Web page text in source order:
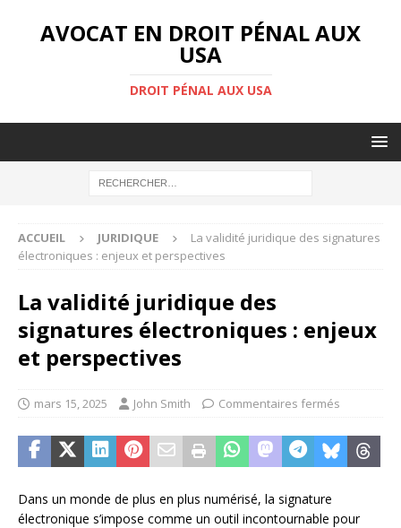
AVOCAT EN DROIT PÉNAL AUX
USA
DROIT PÉNAL AUX USA
ACCUEIL JURIDIQUE
La validité juridique des signatures
électroniques : enjeux et perspectives
La validité juridique des
signatures électroniques : enjeux
et perspectives
mars 15, 2025 John Smith Commentaires fermés
Dans un monde de plus en plus numérisé, la signature
électronique s’impose comme un outil incontournable pour